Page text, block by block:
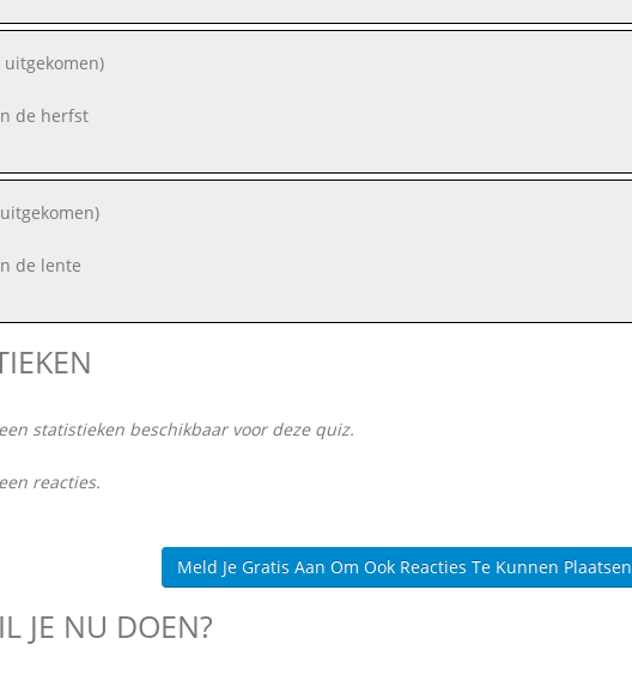
de herfst
de lente
statistieken beschikbaar voor deze quiz.
reacties.
Meld Je Gratis Aan Om Ook Reacties Te Kunnen Plaatsen
JE NU DOEN?